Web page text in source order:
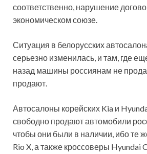
соответственно, нарушение
экономическом союзе.
Ситуация в белорусских
серьезно изменилась, и там, где
назад машины россиянам не
продают.
Автосалоны корейских Kia и
свободно продают автомобили
чтобы они были в наличии, ибо те
Rio X, а также кроссоверы Hyundai